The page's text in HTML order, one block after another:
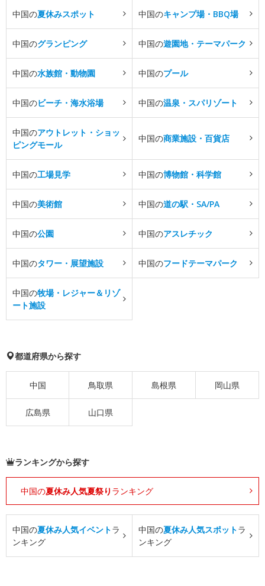
中国の夏休みスポット 中国のキャンプ場・BBQ場
中国のグランピング 中国の遊園地・テーマパーク
中国の水族館・動物園 中国のプール
中国のビーチ・海水浴場 中国の温泉・スパリゾート
中国のアウトレット・ショッ
ピングモール
中国の商業施設・百貨店
中国の工場見学 中国の博物館・科学館
中国の美術館 中国の道の駅・SA/PA
中国の公園 中国のアスレチック
中国のタワー・展望施設 中国のフードテーマパーク
中国の牧場・レジャー＆リゾ
ート施設
都道府県から探す
中国 鳥取県 島根県 岡山県
広島県 山口県
ランキングから探す
中国の夏休み人気夏祭り ランキング
中国の夏休み人気イベントラ
ンキング
中国の夏休み人気スポットラ
ンキング